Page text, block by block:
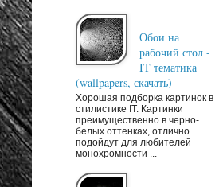
Обои на
рабочий стол -
IT тематика
(wallpapers, скачать)
Хорошая подборка картинок в
стилистике IT. Картинки
преимущественно в черно-
белых оттенках, отлично
подойдут для любителей
монохромности ...